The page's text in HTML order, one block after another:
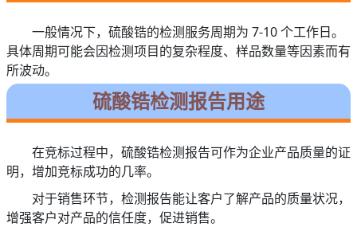
一般情况下，硫酸锆的检测服务周期为 7-10 个工作日。
具体周期可能会因检测项目的复杂程度、样品数量等因素而有
所波动。
硫酸锆检测报告用途
在竞标过程中，硫酸锆检测报告可作为企业产品质量的证
明，增加竞标成功的几率。
对于销售环节，检测报告能让客户了解产品的质量状况，
增强客户对产品的信任度，促进销售。